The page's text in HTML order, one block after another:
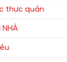
thực quản
NHÀ